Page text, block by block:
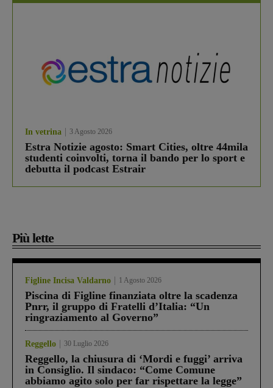
In vetrina 3 Agosto 2026
Estra Notizie agosto: Smart Cities, oltre 44mila
studenti coinvolti, torna il bando per lo sport e
debutta il podcast Estrair
Più lette
Figline Incisa Valdarno 1 Agosto 2026
Piscina di Figline finanziata oltre la scadenza
Pnrr, il gruppo di Fratelli d’Italia: “Un
ringraziamento al Governo”
Reggello 30 Luglio 2026
Reggello, la chiusura di ‘Mordi e fuggi’ arriva
in Consiglio. Il sindaco: “Come Comune
abbiamo agito solo per far rispettare la legge”